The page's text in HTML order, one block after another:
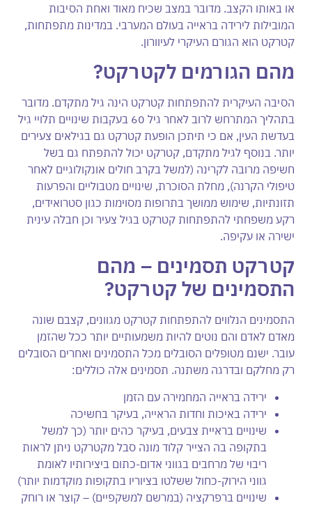
או באותו הקצב. מדובר במצב שכיח מאוד ואחת הסיבות
המובילות לירידה בראייה בעולם המערבי. במדינות מתפתחות,
קטרקט הוא הגורם העיקרי לעיוורון.
מהם הגורמים לקטרקט?
הסיבה העיקרית להתפתחות קטרקט הינה גיל מתקדם. מדובר
בתהליך המתרחש לרוב לאחר גיל 60 בעקבות שינויים תלויי גיל
בעדשת העין, אם כי תיתכן הופעת קטרקט גם בגילאים צעירים
יותר. בנוסף לגיל מתקדם, קטרקט יכול להתפתח גם בשל
חשיפה מרובה לקרינה (למשל בקרב חולים אונקולוגיים לאחר
טיפולי הקרנה), מחלת הסוכרת, שינויים מטבוליים והפרעות
תזונתיות, שימוש ממושך בתרופות מסוימות כגון סטרואידים,
רקע משפחתי להתפתחות קטרקט בגיל צעיר וכן חבלה עינית
ישירה או עקיפה.
קטרקט תסמינים – מהם
התסמינים של קטרקט?
התסמינים הנלווים להתפתחות קטרקט מגוונים, קצבם שונה
מאדם לאדם והם נוטים להיות משמעותיים יותר ככל שהזמן
עובר. ישנם מטופלים הסובלים מכל התסמינים ואחרים הסובלים
רק מחלקם ובדרגה משתנה. תסמינים אלה כוללים:
ירידה בראייה המחמירה עם הזמן
ירידה באיכות וחדות הראייה, בעיקר בחשיכה
שינויים בראיית צבעים, בעיקר כהים יותר (כך למשל
בתקופה בה הצייר קלוד מונה סבל מקטרקט ניתן לראות
ריבוי של מרחבים בגווני אדום-כתום ביצירותיו לאומת
גווני הירוק-כחול ששלטו בציוריו בתקופות מוקדמות יותר)
שינויים ברפרקציה (במרשם למשקפיים) – קוצר או רוחק